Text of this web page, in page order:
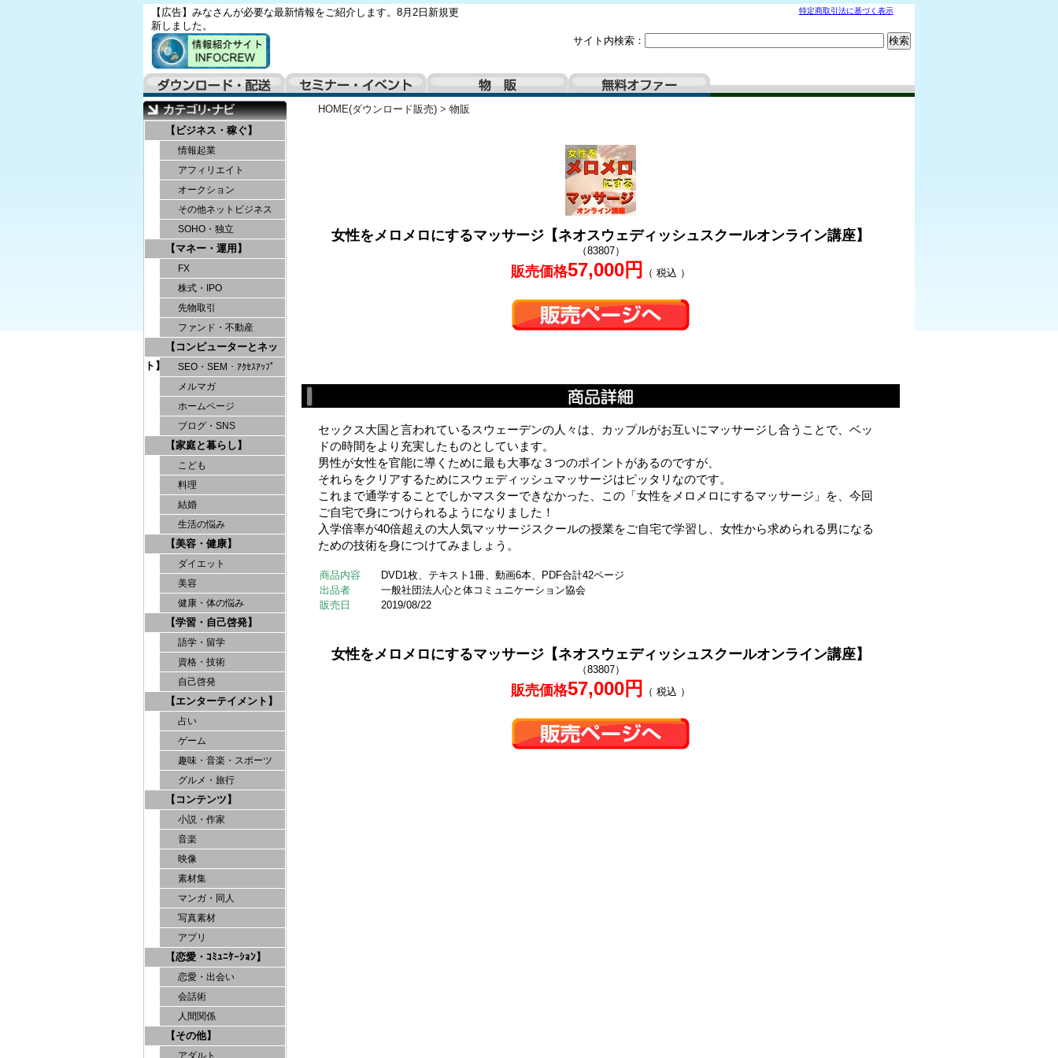
特定商取引法に基づく表示
【広告】みなさんが必要な最新情報をご紹介します。8月2日新規更
新しました。
サイト内検索：
【ビジネス・稼ぐ】
情報起業
アフィリエイト
オークション
その他ネットビジネス
SOHO・独立
【マネー・運用】
FX
株式・IPO
先物取引
ファンド・不動産
【コンピューターとネッ
ト】
SEO・SEM・ｱｸｾｽｱｯﾌﾟ
メルマガ
ホームページ
ブログ・SNS
【家庭と暮らし】
こども
料理
結婚
生活の悩み
【美容・健康】
ダイエット
美容
健康・体の悩み
【学習・自己啓発】
語学・留学
資格・技術
自己啓発
【エンターテイメント】
占い
ゲーム
趣味・音楽・スポーツ
グルメ・旅行
【コンテンツ】
小説・作家
音楽
映像
素材集
マンガ・同人
写真素材
アプリ
【恋愛・ｺﾐｭﾆｹｰｼｮﾝ】
恋愛・出会い
会話術
人間関係
【その他】
アダルト
HOME(ダウンロード販売) > 物販
女性をメロメロにするマッサージ【ネオスウェディッシュスクールオンライン講座】
（83807）
販売価格57,000円 （ 税込 ）
セックス大国と言われているスウェーデンの人々は、カップルがお互いにマッサージし合うことで、ベッ
ドの時間をより充実したものとしています。
男性が女性を官能に導くために最も大事な３つのポイントがあるのですが、
それらをクリアするためにスウェディッシュマッサージはピッタリなのです。
これまで通学することでしかマスターできなかった、この「女性をメロメロにするマッサージ」を、今回
ご自宅で身につけられるようになりました！
入学倍率が40倍超えの大人気マッサージスクールの授業をご自宅で学習し、女性から求められる男になる
ための技術を身につけてみましょう。
商品内容
DVD1枚、テキスト1冊、動画6本、PDF合計42ページ
出品者
一般社団法人心と体コミュニケーション協会
販売日
2019/08/22
女性をメロメロにするマッサージ【ネオスウェディッシュスクールオンライン講座】
（83807）
販売価格57,000円 （ 税込 ）